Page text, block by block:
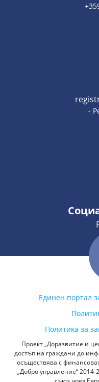
-
Единен портал
Политика за
Проект „Доразвитие и
достъп на граждани до
осъществява с
„Добро управление“